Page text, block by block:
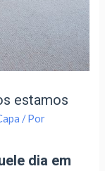
estamos
/ Por
dia em